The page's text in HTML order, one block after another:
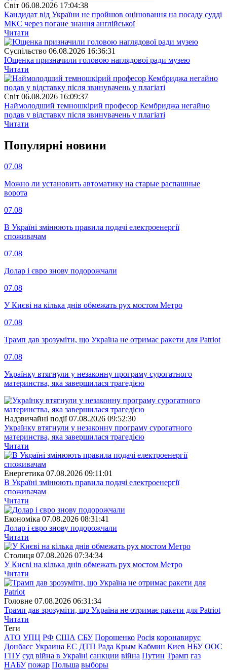
Свiт 06.08.2026 17:04:38
Кандидат від України не пройшов оцінювання на посаду судді
МКС через погане знання англійської
Читати
Суспiльство 06.08.2026 16:36:31
Ющенка призначили головою наглядової ради музею
Читати
Свiт 06.08.2026 16:09:37
Наймолодший темношкірий професор Кембриджа негайно
подав у відставку після звинувачень у плагіаті
Читати
Популярнi новини
07.08
Можно ли установить автоматику на старые распашные
ворота
07.08
В Україні змінюють правила подачі електроенергії
споживачам
07.08
Долар і євро знову подорожчали
07.08
У Києві на кілька днів обмежать рух мостом Метро
07.08
Трамп дав зрозуміти, що Україна не отримає ракети для Patriot
07.08
Українку втягнули у незаконну програму сурогатного
материнства, яка завершилася трагедією
Надзвичайні події 07.08.2026 09:52:30
Українку втягнули у незаконну програму сурогатного
материнства, яка завершилася трагедією
Читати
Енергетика 07.08.2026 09:11:01
В Україні змінюють правила подачі електроенергії
споживачам
Читати
Економіка 07.08.2026 08:31:41
Долар і євро знову подорожчали
Читати
Столиця 07.08.2026 07:34:34
У Києві на кілька днів обмежать рух мостом Метро
Читати
Головне 07.08.2026 06:31:34
Трамп дав зрозуміти, що Україна не отримає ракети для Patriot
Читати
Теги
АТО УПЦ РФ США СБУ Порошенко Росія коронавирус
Донбасс Украина ЕС ДТП Рада Крым Кабмин Киев НБУ ООС
ГПУ суд війна в Україні санкции війна Путин Трамп газ
НАБУ пожар Польша выборы